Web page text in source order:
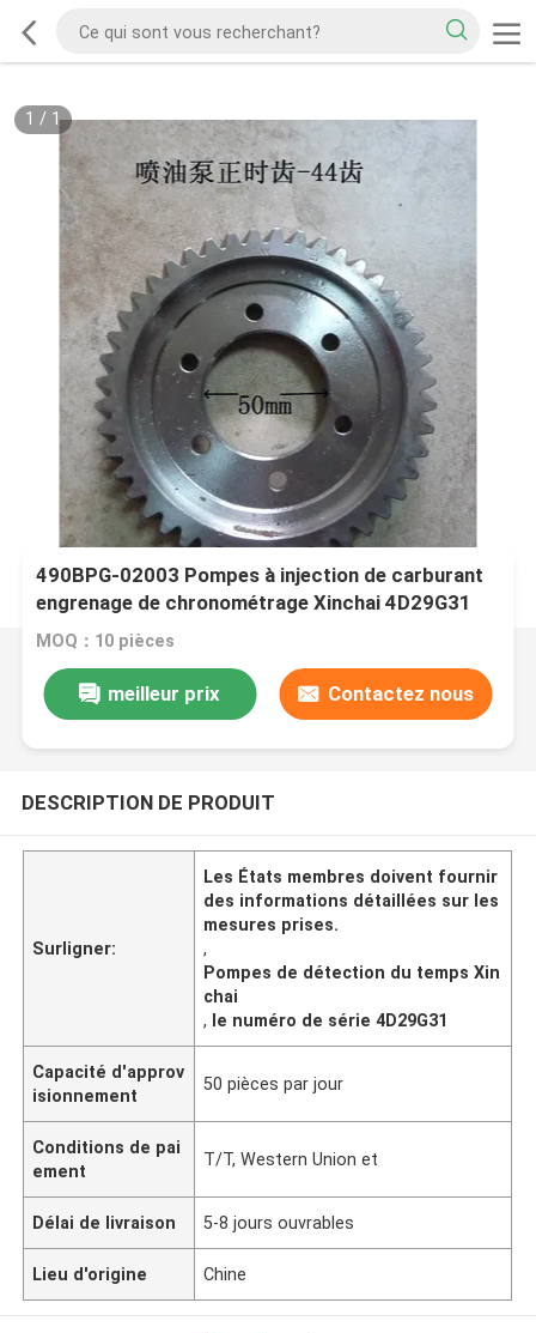
1 / 1
490BPG-02003 Pompes à injection de carburant
engrenage de chronométrage Xinchai 4D29G31
Chauvet à moteur diesel
MOQ：10 pièces
meilleur prix Contactez nous
DESCRIPTION DE PRODUIT
Surligner:
Les États membres doivent fournir
des informations détaillées sur les
mesures prises.
,
Pompes de détection du temps Xin
chai
, le numéro de série 4D29G31
Capacité d'approv
isionnement
50 pièces par jour
Conditions de pai
ement
T/T, Western Union et
Délai de livraison 5-8 jours ouvrables
Lieu d'origine Chine